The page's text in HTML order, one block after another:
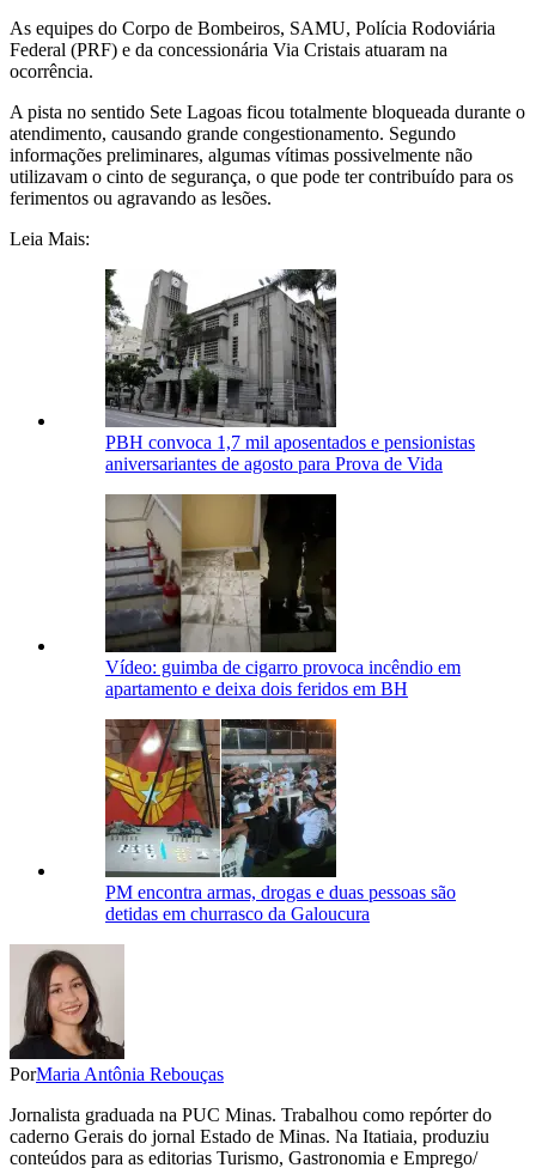
As equipes do Corpo de Bombeiros, SAMU, Polícia Rodoviária
Federal (PRF) e da concessionária Via Cristais atuaram na
ocorrência.
A pista no sentido Sete Lagoas ficou totalmente bloqueada durante o
atendimento, causando grande congestionamento. Segundo
informações preliminares, algumas vítimas possivelmente não
utilizavam o cinto de segurança, o que pode ter contribuído para os
ferimentos ou agravando as lesões.
Leia Mais:
PBH convoca 1,7 mil aposentados e pensionistas
aniversariantes de agosto para Prova de Vida
Vídeo: guimba de cigarro provoca incêndio em
apartamento e deixa dois feridos em BH
PM encontra armas, drogas e duas pessoas são
detidas em churrasco da Galoucura
PorMaria Antônia Rebouças
Jornalista graduada na PUC Minas. Trabalhou como repórter do
caderno Gerais do jornal Estado de Minas. Na Itatiaia, produziu
conteúdos para as editorias Turismo, Gastronomia e Emprego/